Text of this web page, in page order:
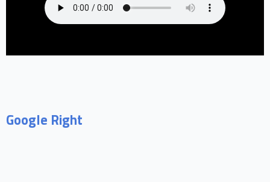
Google Right